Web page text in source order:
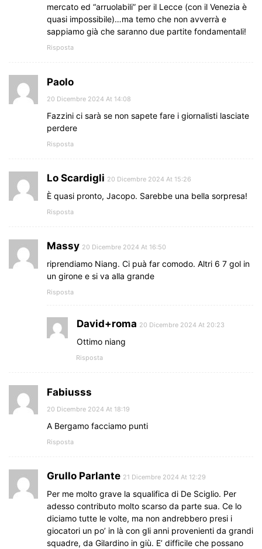
mercato ed “arruolabili” per il Lecce (con il Venezia è
quasi impossibile)…ma temo che non avverrà e
sappiamo già che saranno due partite fondamentali!
Risposta
Paolo
20 Dicembre 2024 At 14:08
Fazzini ci sarà se non sapete fare i giornalisti lasciate
perdere
Risposta
Lo Scardigli 20 Dicembre 2024 At 15:26
È quasi pronto, Jacopo. Sarebbe una bella sorpresa!
Risposta
Massy 20 Dicembre 2024 At 16:50
riprendiamo Niang. Ci puà far comodo. Altri 6 7 gol in
un girone e si va alla grande
Risposta
David+roma 20 Dicembre 2024 At 20:23
Ottimo niang
Risposta
Fabiusss
20 Dicembre 2024 At 18:19
A Bergamo facciamo punti
Risposta
Grullo Parlante 21 Dicembre 2024 At 12:29
Per me molto grave la squalifica di De Sciglio. Per
adesso contributo molto scarso da parte sua. Ce lo
diciamo tutte le volte, ma non andrebbero presi i
giocatori un po’ in là con gli anni provenienti da grandi
squadre, da Gilardino in giù. E’ difficile che possano